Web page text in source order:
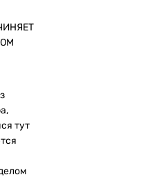
тут